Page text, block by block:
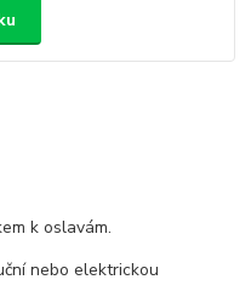
k oslavám.
nebo elektrickou